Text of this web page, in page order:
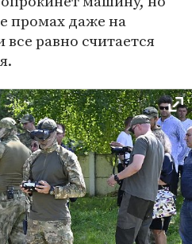
промах даже на
равно считается